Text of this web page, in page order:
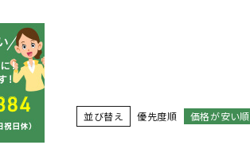
袴
並び替え 優先度順 価格が安い順